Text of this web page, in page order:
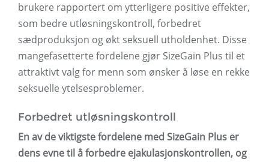
brukere rapportert om ytterligere positive effekter,
som bedre utløsningskontroll, forbedret
sædproduksjon og økt seksuell utholdenhet. Disse
mangefasetterte fordelene gjør SizeGain Plus til et
attraktivt valg for menn som ønsker å løse en rekke
seksuelle ytelsesproblemer.
Forbedret utløsningskontroll
En av de viktigste fordelene med SizeGain Plus er
dens evne til å forbedre ejakulasjonskontrollen, og